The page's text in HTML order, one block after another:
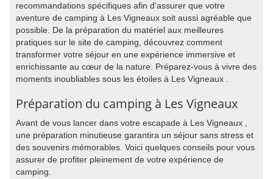
recommandations spécifiques afin d'assurer que votre
aventure de camping à Les Vigneaux soit aussi agréable que
possible. De la préparation du matériel aux meilleures
pratiques sur le site de camping, découvrez comment
transformer votre séjour en une expérience immersive et
enrichissante au cœur de la nature. Préparez-vous à vivre des
moments inoubliables sous les étoiles à Les Vigneaux .
Préparation du camping à Les Vigneaux
Avant de vous lancer dans votre escapade à Les Vigneaux ,
une préparation minutieuse garantira un séjour sans stress et
des souvenirs mémorables. Voici quelques conseils pour vous
assurer de profiter pleinement de votre expérience de
camping.